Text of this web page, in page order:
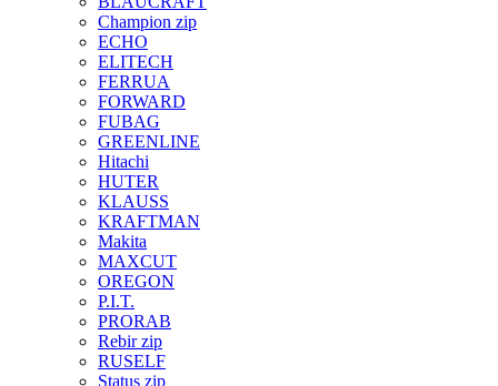
Champion zip
ECHO
ELITECH
FERRUA
FORWARD
FUBAG
GREENLINE
Hitachi
HUTER
KLAUSS
KRAFTMAN
Makita
MAXCUT
OREGON
P.I.T.
PRORAB
Rebir zip
RUSELF
Status zip